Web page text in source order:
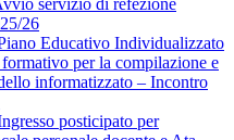
servizio di refezione
26
Educativo Individualizzato
per la compilazione e
informatizzato – Incontro
posticipato per